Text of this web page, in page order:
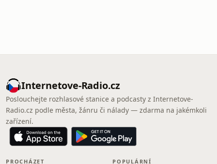
Internetove-Radio.cz
Poslouchejte rozhlasové stanice a podcasty z Internetove-
Radio.cz podle města, žánru či nálady — zdarma na jakémkoli
zařízení.
PROCHÁZET POPULÁRNÍ